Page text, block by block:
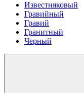
Известняковый
Гравийный
Гравий
Гранитный
Черный